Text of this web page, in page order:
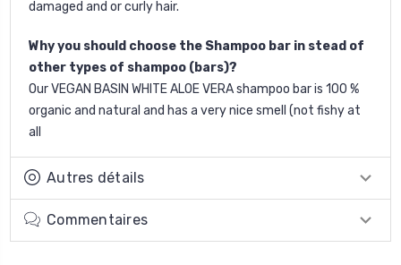
damaged and or curly hair.
Why you should choose the Shampoo bar in stead of
other types of shampoo (bars)?
Our VEGAN BASIN WHITE ALOE VERA shampoo bar is 100 %
organic and natural and has a very nice smell (not fishy at
all
Autres détails
Commentaires